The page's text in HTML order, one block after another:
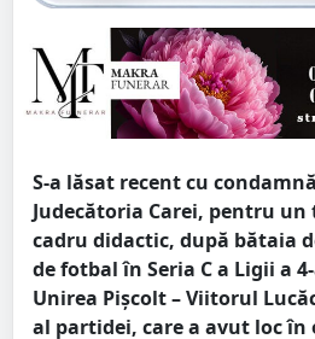
S-a lăsat recent cu
Judecătoria Carei, pentru
cadru didactic, după bătaia
de fotbal în Seria C a Ligii a
Unirea Pişcolt – Viitorul
al partidei, care a avut loc în